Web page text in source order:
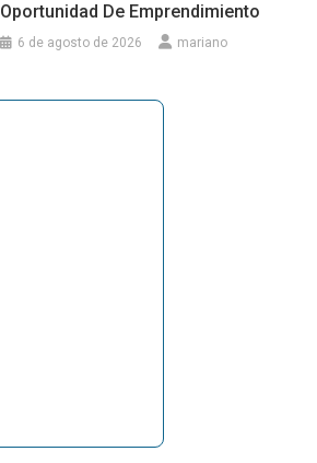
Oportunidad De Emprendimiento
6 de agosto de 2026 mariano